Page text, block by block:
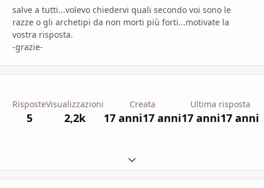
salve a tutti...volevo chiedervi quali secondo voi sono le
razze o gli archetipi da non morti più forti...motivate la
vostra risposta.
-grazie-
Risposte
5
Visualizzazioni
2,2k
Creata
17 anni17 anni
Ultima risposta
17 anni17 anni
Espandi panoramica del topic